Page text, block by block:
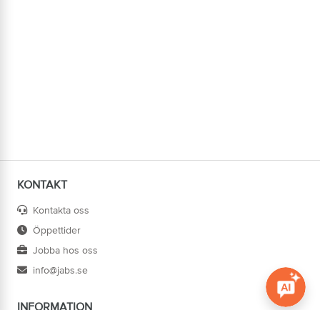
KONTAKT
Kontakta oss
Öppettider
Jobba hos oss
info@jabs.se
INFORMATION